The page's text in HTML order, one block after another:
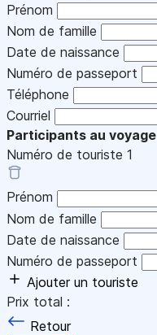
Prénom
Nom de famille
Date de naissance
Numéro de passeport
Téléphone
Courriel
Participants au voyage
Numéro de touriste 1
Prénom
Nom de famille
Date de naissance
Numéro de passeport
Ajouter un touriste
Prix total :
Retour